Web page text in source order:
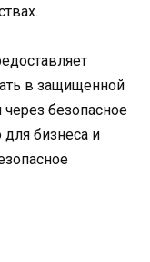
в защищенной
безопасное
бизнеса и